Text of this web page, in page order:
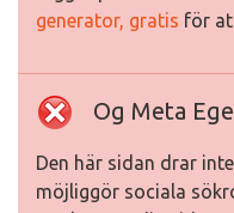
generator, gratis för
Og Meta
Den här sidan drar
möjliggör sociala